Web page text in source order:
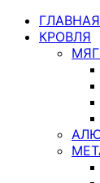
ГЛАВНАЯ
КРОВЛЯ